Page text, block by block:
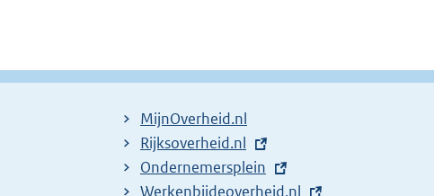
MijnOverheid.nl
E
x
t
Rijksoverheid.nl
E
x
Ondernemersplein
E
Werkenbijdeoverheid.nl